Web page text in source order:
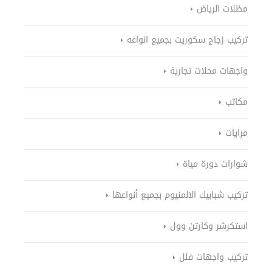
مظلات الرياض
تركيب زجاج سكوريت بجميع انواعه
واجهات محلات تجارية
مكاتب
مرايات
شوارات دورة مياة
تركيب شبابيك الالمنيوم بجميع أنواعها
استكرشر وكارتن وول
تركيب واجهات فلل